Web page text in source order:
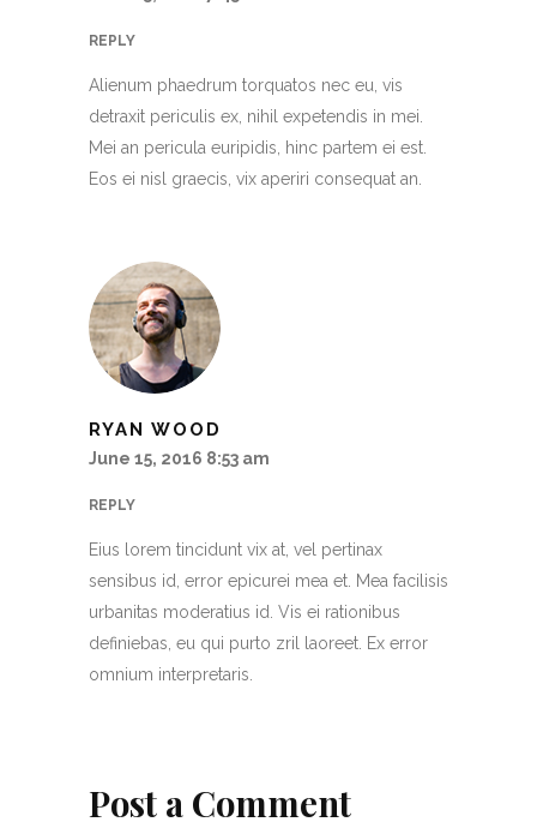
REPLY
Alienum phaedrum torquatos nec eu, vis
detraxit periculis ex, nihil expetendis in mei.
Mei an pericula euripidis, hinc partem ei est.
Eos ei nisl graecis, vix aperiri consequat an.
RYAN WOOD
June 15, 2016 8:53 am
REPLY
Eius lorem tincidunt vix at, vel pertinax
sensibus id, error epicurei mea et. Mea facilisis
urbanitas moderatius id. Vis ei rationibus
definiebas, eu qui purto zril laoreet. Ex error
omnium interpretaris.
Post a Comment